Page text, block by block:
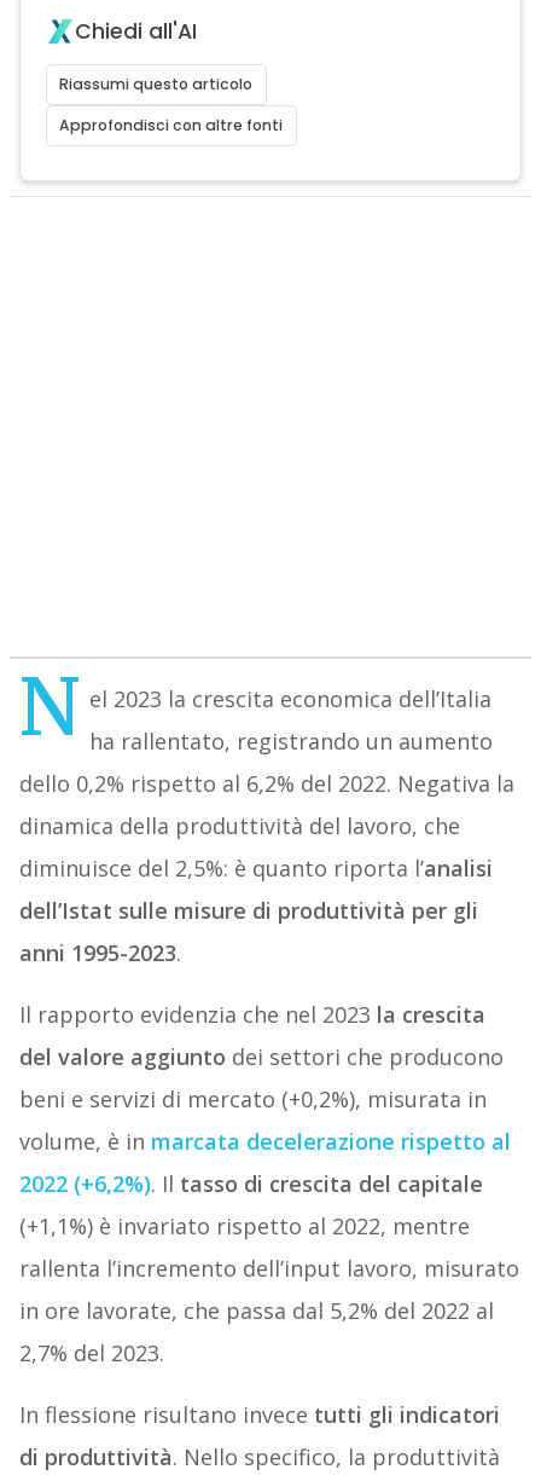
Chiedi all'AI
Riassumi questo articolo
Approfondisci con altre fonti
N el 2023 la crescita economica dell’Italia
ha rallentato, registrando un aumento
dello 0,2% rispetto al 6,2% del 2022. Negativa la
dinamica della produttività del lavoro, che
diminuisce del 2,5%: è quanto riporta l’analisi
dell’Istat sulle misure di produttività per gli
anni 1995-2023.
Il rapporto evidenzia che nel 2023 la crescita
del valore aggiunto dei settori che producono
beni e servizi di mercato (+0,2%), misurata in
volume, è in marcata decelerazione rispetto al
2022 (+6,2%). Il tasso di crescita del capitale
(+1,1%) è invariato rispetto al 2022, mentre
rallenta l’incremento dell’input lavoro, misurato
in ore lavorate, che passa dal 5,2% del 2022 al
2,7% del 2023.
In flessione risultano invece tutti gli indicatori
di produttività. Nello specifico, la produttività